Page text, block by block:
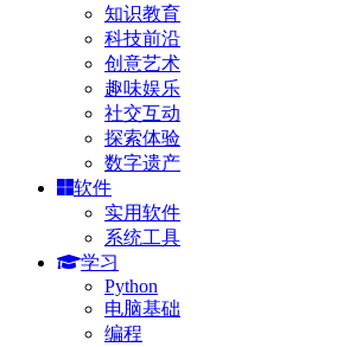
知识教育
科技前沿
创意艺术
趣味娱乐
社交互动
探索体验
数字遗产
软件
实用软件
系统工具
学习
Python
电脑基础
编程